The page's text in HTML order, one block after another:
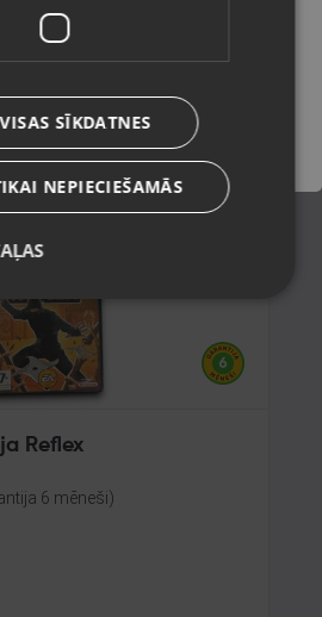
Reflex
6 mēneši)
Saglabāt
SĪKDATNES
NEPIECIEŠAMĀS